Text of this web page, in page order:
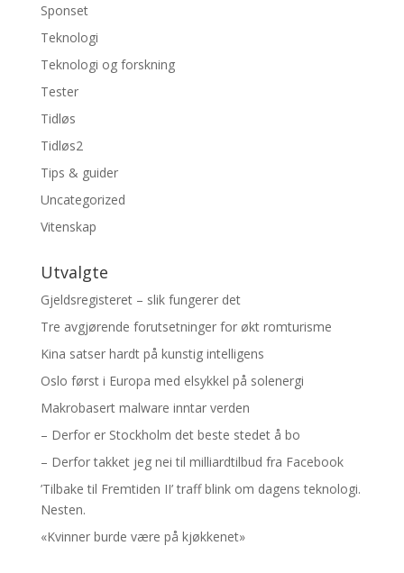
Sponset
Teknologi
Teknologi og forskning
Tester
Tidløs
Tidløs2
Tips & guider
Uncategorized
Vitenskap
Utvalgte
Gjeldsregisteret – slik fungerer det
Tre avgjørende forutsetninger for økt romturisme
Kina satser hardt på kunstig intelligens
Oslo først i Europa med elsykkel på solenergi
Makrobasert malware inntar verden
– Derfor er Stockholm det beste stedet å bo
– Derfor takket jeg nei til milliardtilbud fra Facebook
’Tilbake til Fremtiden II’ traff blink om dagens teknologi.
Nesten.
«Kvinner burde være på kjøkkenet»